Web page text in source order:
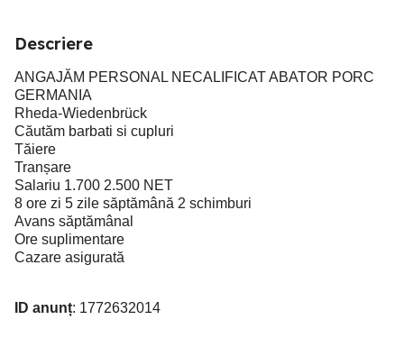
Descriere
ANGAJĂM PERSONAL NECALIFICAT ABATOR PORC
GERMANIA
Rheda-Wiedenbrück
Căutăm barbati si cupluri
Tăiere
Tranșare
Salariu 1.700 2.500 NET
8 ore zi 5 zile săptămână 2 schimburi
Avans săptămânal
Ore suplimentare
Cazare asigurată
ID anunț: 1772632014